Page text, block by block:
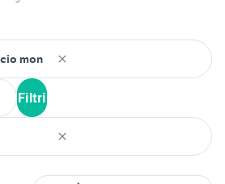
Filtri